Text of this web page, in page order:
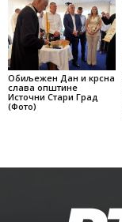
Обиљежен Дан и крсна
слава општине
Источни Стари Град
(Фото)